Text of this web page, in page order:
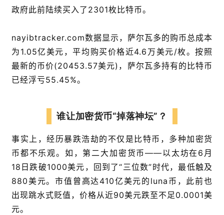
政府此前陆续买入了2301枚比特币。
nayibtracker.com数据显示，萨尔瓦多的购币总成本
为1.05亿美元，平均购买价格近4.6万美元/枚。按照
最新的币价(20453.57美元)，萨尔瓦多持有的比特币
已经浮亏55.45%。
谁让加密货币“掉落神坛”？
事实上，经历暴跌浩劫的不仅是比特币，多种加密货
币都不乐观。如，第二大加密货币——以太坊在6月
18日跌破1000美元，回到了“三位数”时代，最低触及
880美元。市值曾高达410亿美元的luna币，此前也
出现跳水式贬值，价格从近90美元跌至不足0.0001美
元。